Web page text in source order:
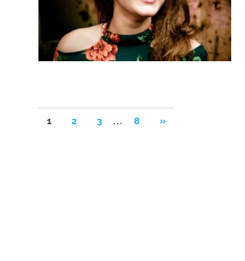
Berichten
1 2 3 8
VOLGENDE
»